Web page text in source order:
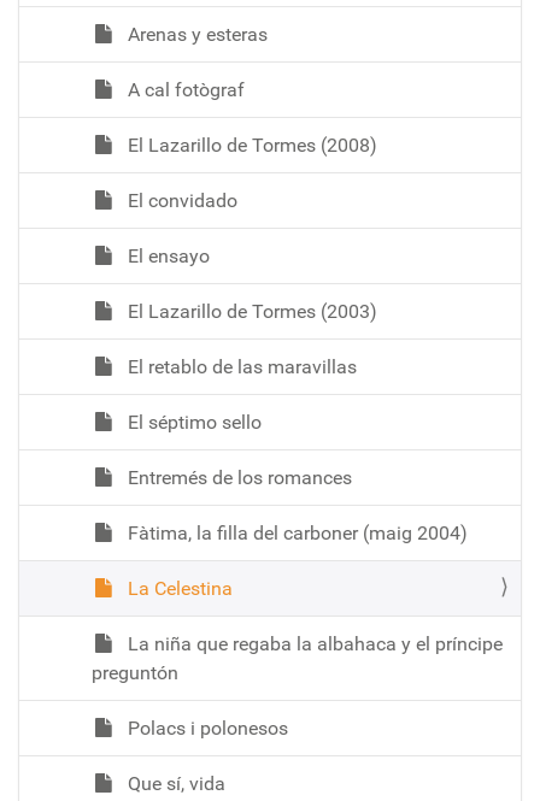
Arenas y esteras
A cal fotògraf
El Lazarillo de Tormes (2008)
El convidado
El ensayo
El Lazarillo de Tormes (2003)
El retablo de las maravillas
El séptimo sello
Entremés de los romances
Fàtima, la filla del carboner (maig 2004)
La Celestina
La niña que regaba la albahaca y el príncipe
preguntón
Polacs i polonesos
Que sí, vida